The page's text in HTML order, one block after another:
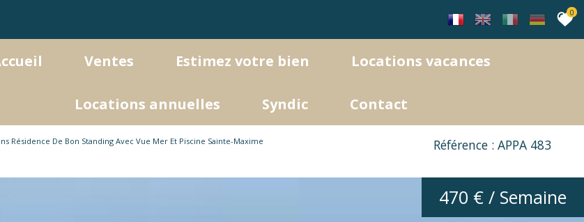
0
accueil ventes
Appartements
Maisons / Villas
estimez votre bien locations vacances
Appartements
Maisons / Villas
locations annuelles syndic contact
Résidence De Bon Standing Avec Vue Mer Et Piscine Sainte-Maxime Référence : APPA 483
470 € / Semaine